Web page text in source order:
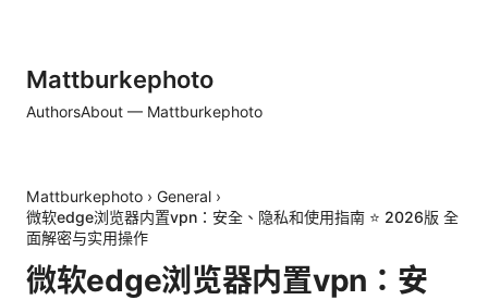
Mattburkephoto
AuthorsAbout — Mattburkephoto
Mattburkephoto › General ›
微软edge浏览器内置vpn：安全、隐私和使用指南 ⭐ 2026版 全
面解密与实用操作
微软edge浏览器内置vpn：安